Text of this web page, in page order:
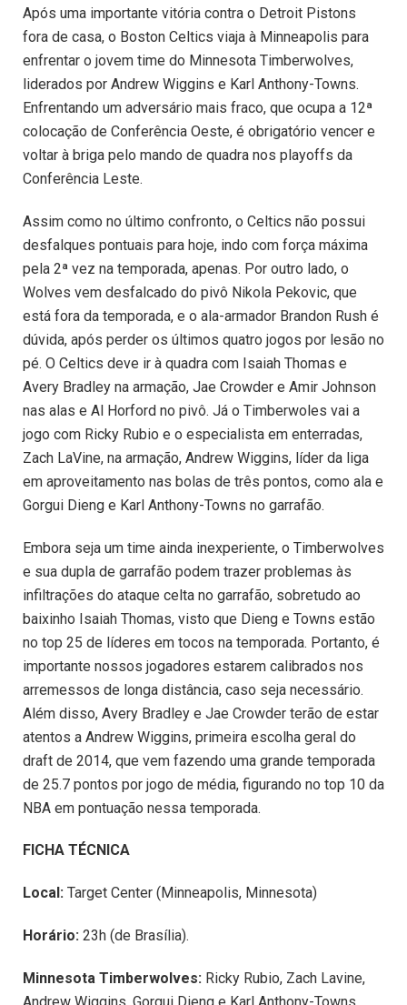
Após uma importante vitória contra o Detroit Pistons
fora de casa, o Boston Celtics viaja à Minneapolis para
enfrentar o jovem time do Minnesota Timberwolves,
liderados por Andrew Wiggins e Karl Anthony-Towns.
Enfrentando um adversário mais fraco, que ocupa a 12ª
colocação de Conferência Oeste, é obrigatório vencer e
voltar à briga pelo mando de quadra nos playoffs da
Conferência Leste.
Assim como no último confronto, o Celtics não possui
desfalques pontuais para hoje, indo com força máxima
pela 2ª vez na temporada, apenas. Por outro lado, o
Wolves vem desfalcado do pivô Nikola Pekovic, que
está fora da temporada, e o ala-armador Brandon Rush é
dúvida, após perder os últimos quatro jogos por lesão no
pé. O Celtics deve ir à quadra com Isaiah Thomas e
Avery Bradley na armação, Jae Crowder e Amir Johnson
nas alas e Al Horford no pivô. Já o Timberwoles vai a
jogo com Ricky Rubio e o especialista em enterradas,
Zach LaVine, na armação, Andrew Wiggins, líder da liga
em aproveitamento nas bolas de três pontos, como ala e
Gorgui Dieng e Karl Anthony-Towns no garrafão.
Embora seja um time ainda inexperiente, o Timberwolves
e sua dupla de garrafão podem trazer problemas às
infiltrações do ataque celta no garrafão, sobretudo ao
baixinho Isaiah Thomas, visto que Dieng e Towns estão
no top 25 de líderes em tocos na temporada. Portanto, é
importante nossos jogadores estarem calibrados nos
arremessos de longa distância, caso seja necessário.
Além disso, Avery Bradley e Jae Crowder terão de estar
atentos a Andrew Wiggins, primeira escolha geral do
draft de 2014, que vem fazendo uma grande temporada
de 25.7 pontos por jogo de média, figurando no top 10 da
NBA em pontuação nessa temporada.
FICHA TÉCNICA
Local: Target Center (Minneapolis, Minnesota)
Horário: 23h (de Brasília).
Minnesota Timberwolves: Ricky Rubio, Zach Lavine,